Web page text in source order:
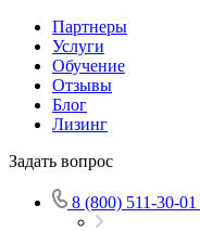
Партнеры
Услуги
Обучение
Отзывы
Блог
Лизинг
Задать вопрос
8 (800) 511-30-01